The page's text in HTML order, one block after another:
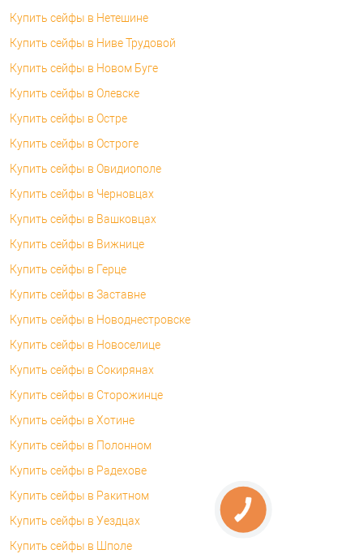
Купить сейфы в Нетешине
Купить сейфы в Ниве Трудовой
Купить сейфы в Новом Буге
Купить сейфы в Олевске
Купить сейфы в Остре
Купить сейфы в Остроге
Купить сейфы в Овидиополе
Купить сейфы в Черновцах
Купить сейфы в Вашковцах
Купить сейфы в Вижнице
Купить сейфы в Герце
Купить сейфы в Заставне
Купить сейфы в Новоднестровске
Купить сейфы в Новоселице
Купить сейфы в Сокирянах
Купить сейфы в Сторожинце
Купить сейфы в Хотине
Купить сейфы в Полонном
Купить сейфы в Радехове
Купить сейфы в Ракитном
Купить сейфы в Уездцах
Купить сейфы в Шполе